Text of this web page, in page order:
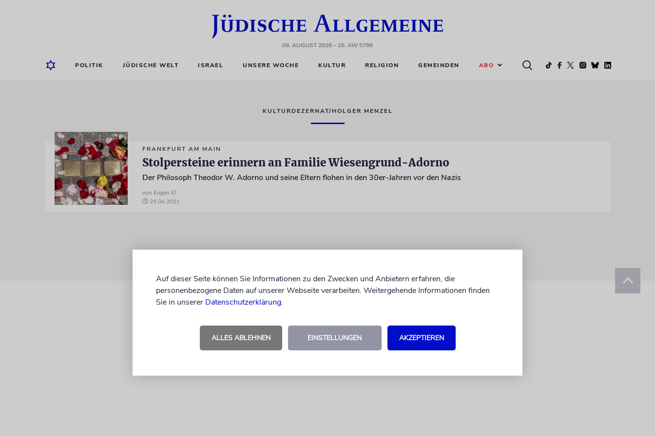
09. AUGUST 2026– 26. AW 5786
POLITIK JÜDISCHE WELT ISRAEL UNSERE WOCHE KULTUR RELIGION GEMEINDEN ABO
KULTURDEZERNAT/HOLGER MENZEL
FRANKFURT AM MAIN
Stolpersteine erinnern an Familie Wiesengrund-Adorno
Der Philosoph Theodor W. Adorno und seine Eltern flohen in den 30er-Jahren vor den Nazis
von Eugen El
29.06.2021
Auf dieser Seite können Sie Informationen zu den Zwecken und Anbietern erfahren, die
personenbezogene Daten auf unserer Webseite verarbeiten. Weitergehende Informationen finden
Sie in unserer Datenschutzerklärung.
ALLES ABLEHNEN EINSTELLUNGEN AKZEPTIEREN